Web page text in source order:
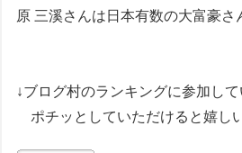
原 三溪さんは日本有数の大富豪さ
↓ブログ村のランキングに参加して
ポチッとしていただけると嬉し